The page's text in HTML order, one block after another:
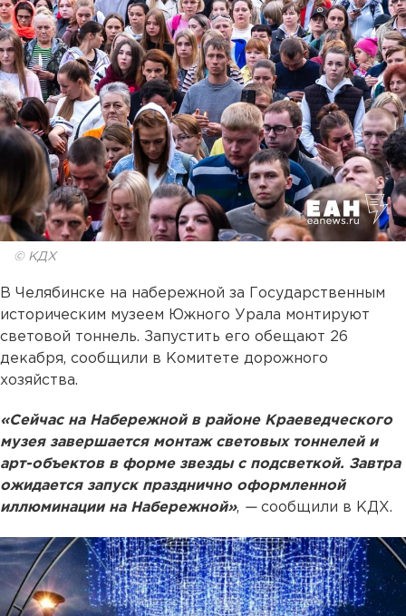
© КДХ
В Челябинске на набережной за Государственным
историческим музеем Южного Урала монтируют
световой тоннель. Запустить его обещают 26
декабря, сообщили в Комитете дорожного
хозяйства.
«Сейчас на Набережной в районе Краеведческого
музея завершается монтаж световых тоннелей и
арт-объектов в форме звезды с подсветкой. Завтра
ожидается запуск празднично оформленной
иллюминации на Набережной», —сообщили в КДХ.